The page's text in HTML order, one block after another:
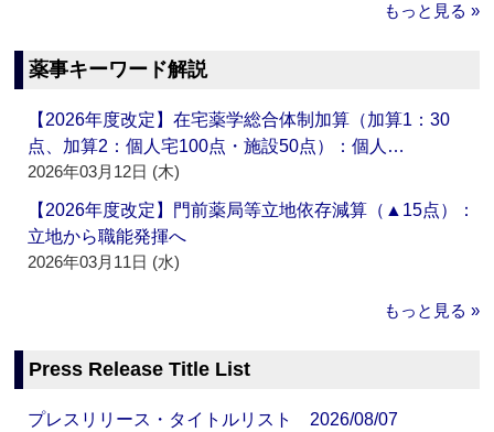
もっと見る »
薬事キーワード解説
【2026年度改定】在宅薬学総合体制加算（加算1：30
点、加算2：個人宅100点・施設50点）：個人…
2026年03月12日 (木)
【2026年度改定】門前薬局等立地依存減算（▲15点）：
立地から職能発揮へ
2026年03月11日 (水)
もっと見る »
Press Release Title List
プレスリリース・タイトルリスト 2026/08/07